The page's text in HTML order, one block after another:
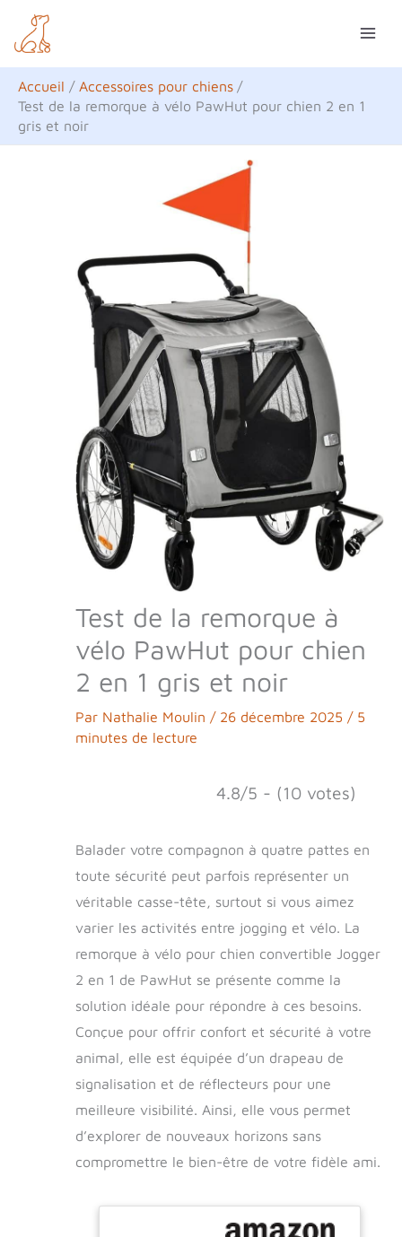
contenu
Accueil
Accessoires pour chiens
Test de la remorque à vélo PawHut pour chien 2 en 1
gris et noir
Test de la remorque à
vélo PawHut pour chien
2 en 1 gris et noir
Par Nathalie Moulin / 26 décembre 2025 / 5
minutes de lecture
4.8/5 - (10 votes)
Balader votre compagnon à quatre pattes en
toute sécurité peut parfois représenter un
véritable casse-tête, surtout si vous aimez
varier les activités entre jogging et vélo. La
remorque à vélo pour chien convertible Jogger
2 en 1 de PawHut se présente comme la
solution idéale pour répondre à ces besoins.
Conçue pour offrir confort et sécurité à votre
animal, elle est équipée d’un drapeau de
signalisation et de réflecteurs pour une
meilleure visibilité. Ainsi, elle vous permet
d’explorer de nouveaux horizons sans
compromettre le bien-être de votre fidèle ami.
e
c
h
e